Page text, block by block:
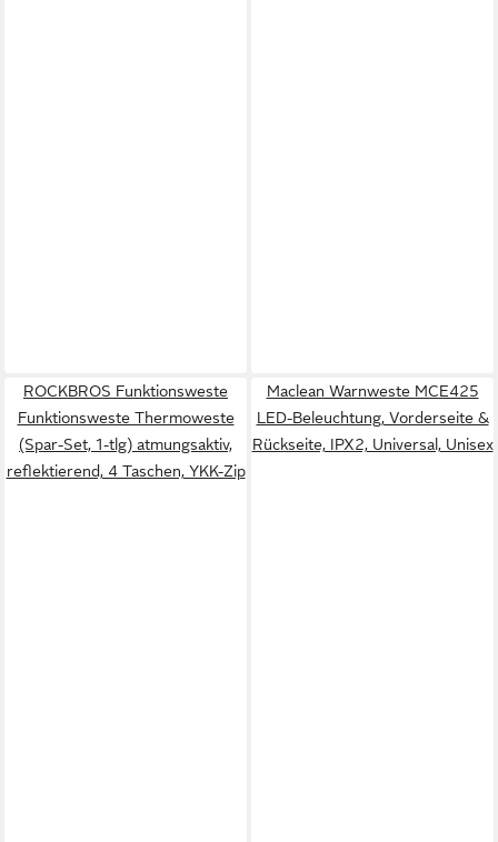
ROCKBROS Funktionsweste
Funktionsweste Thermoweste
(Spar-Set, 1-tlg) atmungsaktiv,
reflektierend, 4 Taschen, YKK-Zip
Maclean Warnweste MCE425
LED-Beleuchtung, Vorderseite &
Rückseite, IPX2, Universal, Unisex